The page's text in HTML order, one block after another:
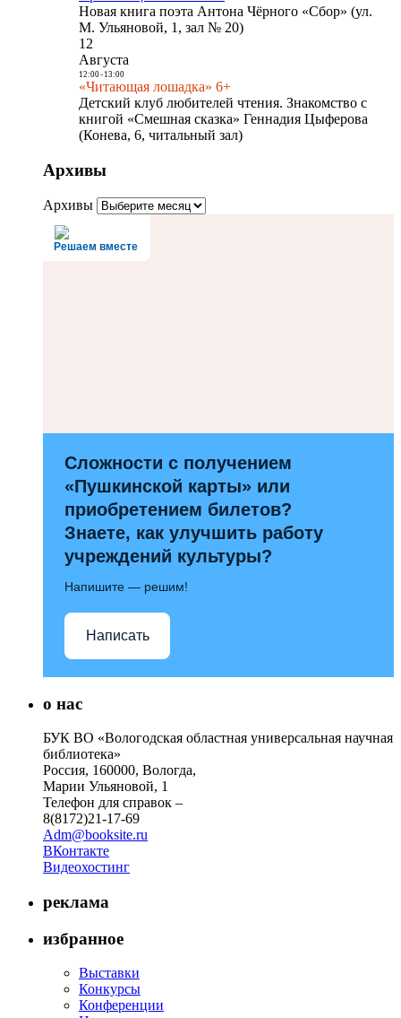
Новая книга поэта Антона Чёрного «Сбор» (ул.
М. Ульяновой, 1, зал № 20)
12
Августа
12:00- 13:00
«Читающая лошадка» 6+
Детский клуб любителей чтения. Знакомство с
книгой «Смешная сказка» Геннадия Цыферова
(Конева, 6, читальный зал)
Архивы
Архивы
Решаем вместе
Сложности с получением
«Пушкинской карты» или
приобретением билетов?
Знаете, как улучшить работу
учреждений культуры?
Напишите — решим!
Написать
о нас
БУК ВО «Вологодская областная универсальная научная
библиотека»
Россия, 160000, Вологда,
Марии Ульяновой, 1
Телефон для справок –
8(8172)21-17-69
Adm@booksite.ru
ВКонтакте
Видеохостинг
реклама
избранное
Выставки
Конкурсы
Конференции